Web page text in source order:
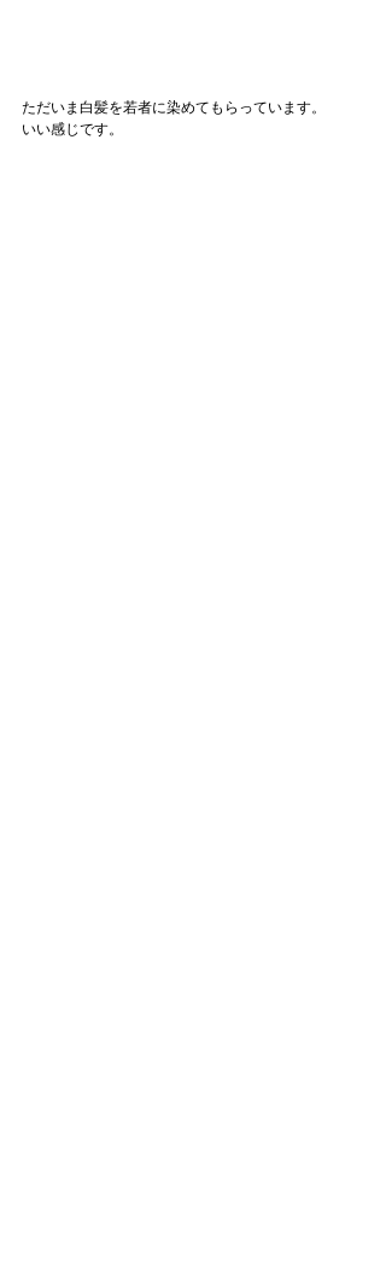
ただいま白髪を若者に染めてもらっています。
いい感じです。